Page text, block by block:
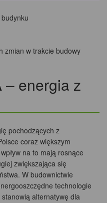
zmian w trakcie budowy
– energia z
pochodzących z
coraz większym
na to mają rosnące
zwiększająca się
W budownictwie
technologie
alternatywę dla